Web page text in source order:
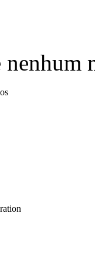
nenhum